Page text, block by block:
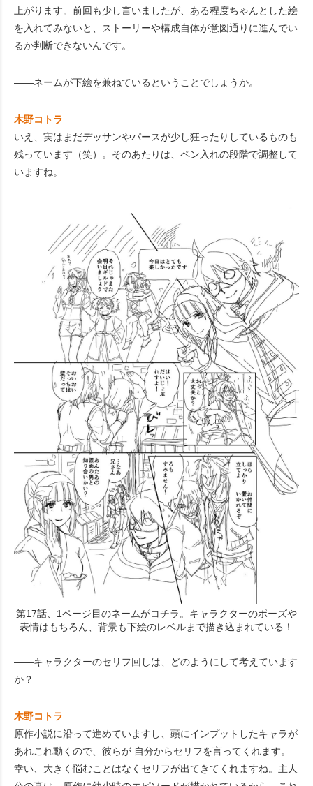
上がります。前回も少し言いましたが、ある程度ちゃんとした絵
を入れてみないと、ストーリーや構成自体が意図通りに進んでい
るか判断できないんです。
――ネームが下絵を兼ねているということでしょうか。
木野コトラ
いえ、実はまだデッサンやパースが少し狂ったりしているものも
残っています（笑）。そのあたりは、ペン入れの段階で調整して
いますね。
第17話、1ページ目のネームがコチラ。キャラクターのポーズや
表情はもちろん、背景も下絵のレベルまで描き込まれている！
――キャラクターのセリフ回しは、どのようにして考えています
か？
木野コトラ
原作小説に沿って進めていますし、頭にインプットしたキャラが
あれこれ動くので、彼らが 自分からセリフを言ってくれます。
幸い、大きく悩むことはなくセリフが出てきてくれますね。主人